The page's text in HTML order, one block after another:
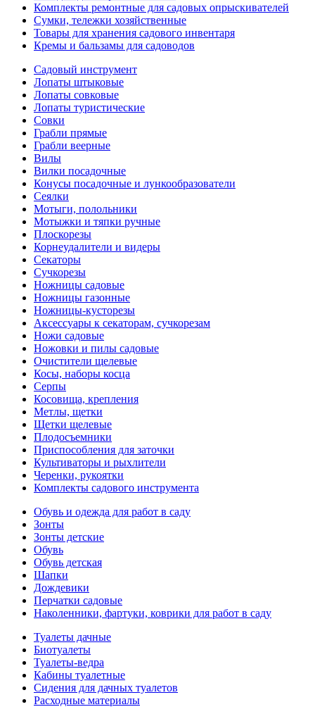
Комплекты ремонтные для садовых опрыскивателей
Сумки, тележки хозяйственные
Товары для хранения садового инвентаря
Кремы и бальзамы для садоводов
Садовый инструмент
Лопаты штыковые
Лопаты совковые
Лопаты туристические
Совки
Грабли прямые
Грабли веерные
Вилы
Вилки посадочные
Конусы посадочные и лункообразователи
Сеялки
Мотыги, полольники
Мотыжки и тяпки ручные
Плоскорезы
Корнеудалители и видеры
Секаторы
Сучкорезы
Ножницы садовые
Ножницы газонные
Ножницы-кусторезы
Аксессуары к секаторам, сучкорезам
Ножи садовые
Ножовки и пилы садовые
Очистители щелевые
Косы, наборы косца
Серпы
Косовища, крепления
Метлы, щетки
Щетки щелевые
Плодосъемники
Приспособления для заточки
Культиваторы и рыхлители
Черенки, рукоятки
Комплекты садового инструмента
Обувь и одежда для работ в саду
Зонты
Зонты детские
Обувь
Обувь детская
Шапки
Дождевики
Перчатки садовые
Наколенники, фартуки, коврики для работ в саду
Туалеты дачные
Биотуалеты
Туалеты-ведра
Кабины туалетные
Сидения для дачных туалетов
Расходные материалы